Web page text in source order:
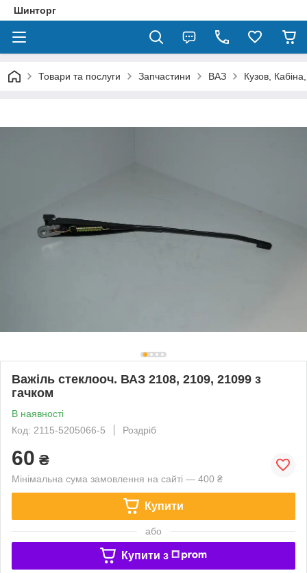
Шинторг
Товари та послуги Запчастини ВАЗ Кузов,
Важіль стеклооч. ВАЗ 2108, 2109, 21099 з
гачком
В наявності
Код: 2115-5205066-5
Роздріб
60 ₴
Мінімальна сума замовлення на сайті — 400 ₴
Купити
або
Купити з